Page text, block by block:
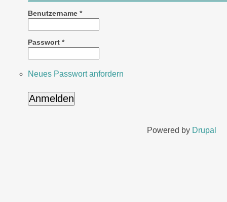
Benutzername*
Passwort*
Neues Passwort anfordern
Powered by Drupal